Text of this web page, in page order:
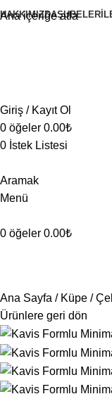
Ana içeriğe atla
HAKKIMIZDAŞUBELER
Giriş / Kayıt Ol
0 öğeler 0.00₺
0 İstek Listesi
Aramak
Menü
0 öğeler 0.00₺
Ana Sayfa Küpe
Ürünlere geri dön